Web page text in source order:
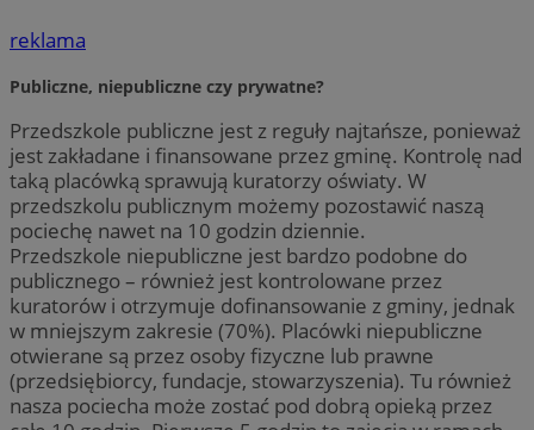
reklama
Publiczne, niepubliczne czy prywatne?
Przedszkole publiczne jest z reguły najtańsze, ponieważ
jest zakładane i finansowane przez gminę. Kontrolę nad
taką placówką sprawują kuratorzy oświaty. W
przedszkolu publicznym możemy pozostawić naszą
pociechę nawet na 10 godzin dziennie.
Przedszkole niepubliczne jest bardzo podobne do
publicznego – również jest kontrolowane przez
kuratorów i otrzymuje dofinansowanie z gminy, jednak
w mniejszym zakresie (70%). Placówki niepubliczne
otwierane są przez osoby fizyczne lub prawne
(przedsiębiorcy, fundacje, stowarzyszenia). Tu również
nasza pociecha może zostać pod dobrą opieką przez